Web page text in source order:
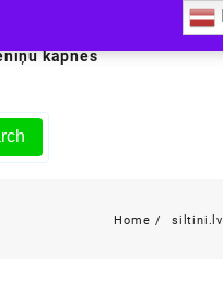
kāpnes
Home siltini.lv